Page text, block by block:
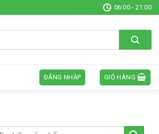
06:00 - 21:00
ĐĂNG NHẬP GIỎ HÀNG